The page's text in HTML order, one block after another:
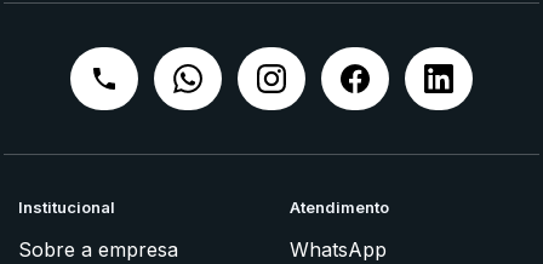
Institucional
Sobre a empresa
Atendimento
WhatsApp